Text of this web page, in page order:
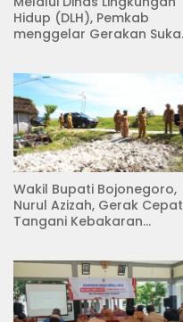
Hidup (DLH), Pemkab
menggelar Gerakan Suka
Wakil Bupati Bojonegoro,
Nurul Azizah, Gerak Cepat
Tangani Kebakaran